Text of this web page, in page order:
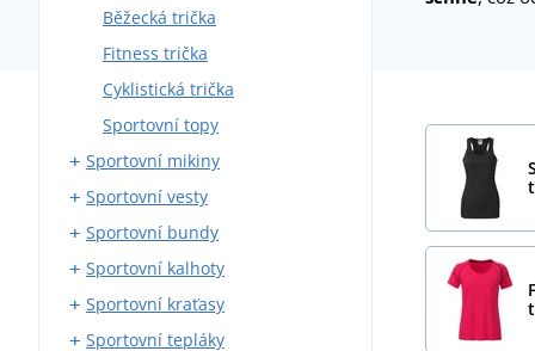
Běžecká trička
Fitness trička
Cyklistická trička
Sportovní topy
Sportovní mikiny
Sportovní mikiny na zip
Sportovní mikiny přes hlavu
Sportovní vesty
Softshellové sportovní vesty
Outdoorové vesty
Sportovní bundy
Sportovní softshellové bundy
Sportovní prošívané bundy
Běžecké bundy
Sportovní kalhoty
Běžecké kalhoty
Elastické kalhoty
Sportovní kraťasy
Běžecké kraťasy
Sportovní tepláky